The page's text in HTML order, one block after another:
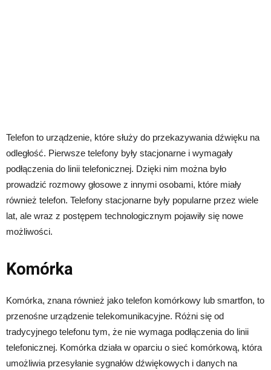
Telefon to urządzenie, które służy do przekazywania dźwięku na
odległość. Pierwsze telefony były stacjonarne i wymagały
podłączenia do linii telefonicznej. Dzięki nim można było
prowadzić rozmowy głosowe z innymi osobami, które miały
również telefon. Telefony stacjonarne były popularne przez wiele
lat, ale wraz z postępem technologicznym pojawiły się nowe
możliwości.
Komórka
Komórka, znana również jako telefon komórkowy lub smartfon, to
przenośne urządzenie telekomunikacyjne. Różni się od
tradycyjnego telefonu tym, że nie wymaga podłączenia do linii
telefonicznej. Komórka działa w oparciu o sieć komórkową, która
umożliwia przesyłanie sygnałów dźwiękowych i danych na